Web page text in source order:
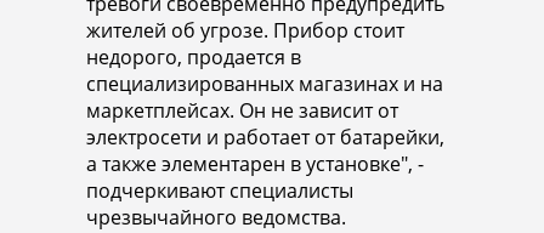
жителей об угрозе. Прибор стоит
недорого, продается в
специализированных магазинах и на
маркетплейсах. Он не зависит от
электросети и работает от батарейки,
а также элементарен в установке", -
подчеркивают специалисты
чрезвычайного ведомства.